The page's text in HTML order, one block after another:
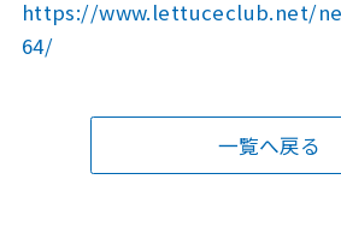
https://www.lettuceclub.net/
64/
一覧へ戻る